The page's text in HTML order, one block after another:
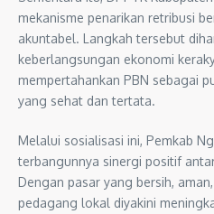
mekanisme penarikan retribusi
akuntabel. Langkah tersebut
keberlangsungan ekonomi
mempertahankan PBN sebagai
yang sehat dan tertata.
Melalui sosialisasi ini, Pemkab
terbangunnya sinergi positif
Dengan pasar yang bersih,
pedagang lokal diyakini